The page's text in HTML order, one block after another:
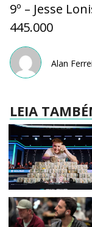
9º – Jesse
445.000
Alan
LEIA